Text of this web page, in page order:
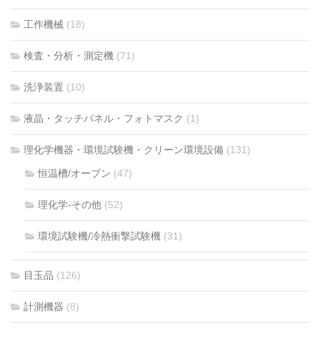
工作機械 (18)
検査・分析・測定機 (71)
洗浄装置 (10)
液晶・タッチパネル・フォトマスク (1)
理化学機器・環境試験機・クリーン環境設備 (131)
恒温槽/オーブン (47)
理化学-その他 (52)
環境試験機/冷熱衝撃試験機 (31)
目玉品 (126)
計測機器 (8)